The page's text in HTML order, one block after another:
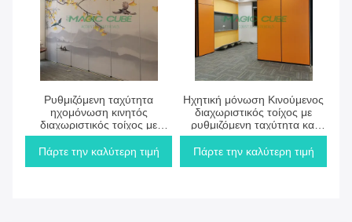
Ρυθμιζόμενη ταχύτητα
ηχομόνωση κινητός
διαχωριστικός τοίχος με
μεγάλη ευελιξία για
εμπορικούς χώρους
Πάρτε την καλύτερη τιμή
Ηχητική μόνωση Κινούμενος
διαχωριστικός τοίχος με
ρυθμιζόμενη ταχύτητα και
υψηλή ευελιξία για
επανασυσταθέντες χώρους
Πάρτε την καλύτερη τιμή